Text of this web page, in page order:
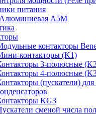
питания
А5М
контакторы
контакторы (K1)
3-полюсные
4-полюсные
(пускатели)
KG3
сменой числа